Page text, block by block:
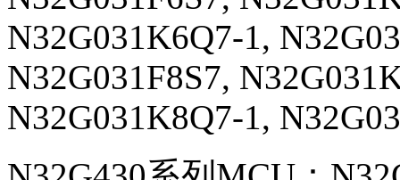
N32G031K6Q7-1,
N32G031F8S7,
N32G031K8Q7-1,